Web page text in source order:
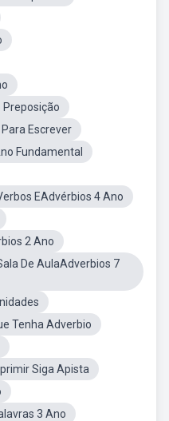
Escrever
Fundamental
EAdvérbios 4 Ano
2 Ano
De AulaAdverbios 7
Tenha Adverbio
Siga Apista
3 Ano